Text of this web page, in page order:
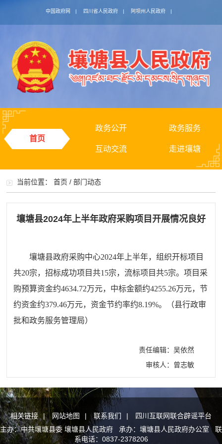
中国政府网 | 四川省人民政府 | 阿坝州人民政府 |
首页
政务公开 政务服务
互动交流 走进壤塘
当前位置：首页 /部门动态
壤塘县2024年上半年政府采购项目开展情况良好
壤塘县政府采购中心2024年上半年，组织开标项目
共20宗，招标成功项目共15宗，流标项目共5宗。项目采
购预算资金约4634.72万元，中标金额约4255.26万元，节
约资金约379.46万元，资金节约率约8.19%。（县行政审
批和政务服务管理局）
责任编辑：吴依然
审核人：曾志敏
相关链接 | 网站地图 | 联系我们 |
四川互联网联合辟谣平台
主办：中共壤塘县委 壤塘县人民政府 承办：壤塘县人民政府办公室 联
系电话：0837-2378206